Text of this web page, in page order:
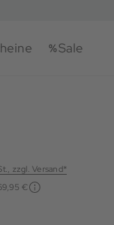
Sale
zzgl. Versand*
€